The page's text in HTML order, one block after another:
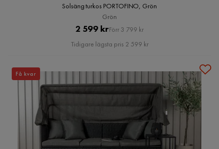
Solsäng turkos PORTOFINO, Grön
Grön
Pris
2 599 krOriginal
Pris
Förr 3 799 kr
Tidigare lägsta pris 2 599 kr
Få kvar